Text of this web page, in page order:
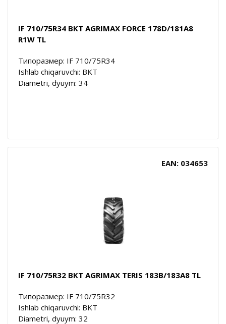
IF 710/75R34 BKT AGRIMAX FORCE 178D/181A8
R1W TL
Типоразмер: IF 710/75R34
Ishlab chiqaruvchi: BKT
Diametri, dyuym: 34
EAN: 034653
IF 710/75R32 BKT AGRIMAX TERIS 183B/183A8 TL
Типоразмер: IF 710/75R32
Ishlab chiqaruvchi: BKT
Diametri, dyuym: 32